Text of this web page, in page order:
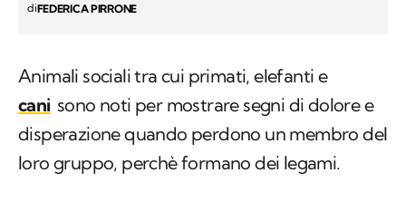
diFEDERICA PIRRONE
Animali sociali tra cui primati, elefanti e
cani sono noti per mostrare segni di dolore e
disperazione quando perdono un membro del
loro gruppo, perchè formano dei legami.